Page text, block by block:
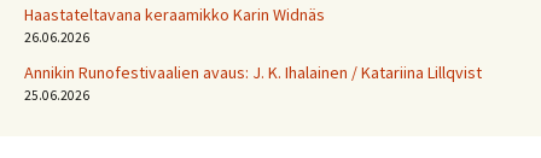
Haastateltavana keraamikko Karin Widnäs
26.06.2026
Annikin Runofestivaalien avaus: J. K. Ihalainen / Katariina Lillqvist
25.06.2026